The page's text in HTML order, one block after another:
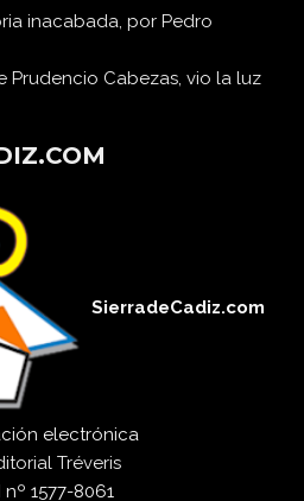
inacabada, por Pedro
Prudencio Cabezas, vio la luz
SierradeCadiz.com
electrónica
Tréveris
nº 1577-8061